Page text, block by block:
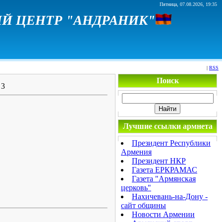
Пятница, 07.08.2026, 19:35
ЦЕНТР "АНДРАНИК"
| RSS
Поиск
Лучшие ссылки армнета
Президент Республики
Армения
Президент НКР
Газета ЕРКРАМАС
Газета "Армянская
церковь"
Нахичевань-на-Дону -
сайт общины
Новости Армении